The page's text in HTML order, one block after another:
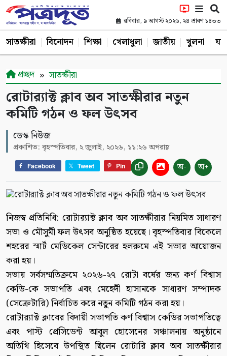
রবিবার, ৯ আগস্ট ২০২৬, ২৪ শ্রাবণ ১৪৩৩
সাতক্ষীরা বিনোদন শিক্ষা খেলাধুলা জাতীয় খুলনা
প্রচ্ছদ সাতক্ষীরা
রোটার‌্যাক্ট ক্লাব অব সাতক্ষীরার নতুন
কমিটি গঠন ও ফল উৎসব
ডেস্ক নিউজ
প্রকাশিত: বৃহস্পতিবার, ২ জুলাই, ২০২৬, ১১:২৬ অপরাহ্ণ
Facebook Tweet Pin অ- অ+
নিজস্ব প্রতিনিধি: রোটার‌্যাক্ট ক্লাব অব সাতক্ষীরার নিয়মিত সাধারণ
সভা ও মৌসুমী ফল উৎসব অনুষ্ঠিত হয়েছে। বৃহস্পতিবার বিকেলে
শহরের স্মার্ট মেডিকেল সেন্টারের হলরুমে এই সভার আয়োজন
করা হয়।
সভায় সর্বসম্মতিক্রমে ২০২৬-২৭ রোটা বর্ষের জন্য কর্ণ বিশ্বাস
কেডি-কে সভাপতি এবং মেহেদী হাসানকে সাধারণ সম্পাদক
(সেক্রেটারি) নির্বাচিত করে নতুন কমিটি গঠন করা হয়।
রোটার‌্যাক্ট ক্লাবের বিদায়ী সভাপতি কর্ণ বিশ্বাস কেডির সভাপতিত্বে
এবং পাস্ট প্রেসিডেন্ট আবুল হোসেনের সঞ্চালনায় অনুষ্ঠানে
অতিথি হিসেবে উপস্থিত ছিলেন রোটারি ক্লাব অব সাতক্ষীরার